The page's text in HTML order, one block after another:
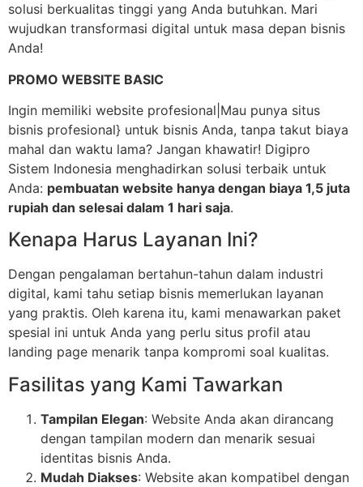
solusi berkualitas tinggi yang Anda butuhkan. Mari
wujudkan transformasi digital untuk masa depan bisnis
Anda!
PROMO WEBSITE BASIC
Ingin memiliki website profesional|Mau punya situs
bisnis profesional} untuk bisnis Anda, tanpa takut biaya
mahal dan waktu lama? Jangan khawatir! Digipro
Sistem Indonesia menghadirkan solusi terbaik untuk
Anda: pembuatan website hanya dengan biaya 1,5 juta
rupiah dan selesai dalam 1 hari saja.
Kenapa Harus Layanan Ini?
Dengan pengalaman bertahun-tahun dalam industri
digital, kami tahu setiap bisnis memerlukan layanan
yang praktis. Oleh karena itu, kami menawarkan paket
spesial ini untuk Anda yang perlu situs profil atau
landing page menarik tanpa kompromi soal kualitas.
Fasilitas yang Kami Tawarkan
Tampilan Elegan: Website Anda akan dirancang
dengan tampilan modern dan menarik sesuai
identitas bisnis Anda.
Mudah Diakses: Website akan kompatibel dengan